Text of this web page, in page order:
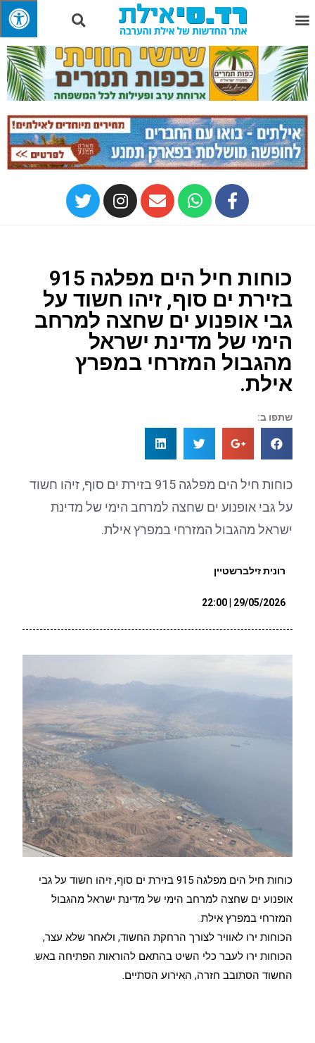
כוחות חיל הים מפלגה 915
בזירת ים סוף, זיהו חשוד על
גבי אופנוע ים שחצה למרחב
הימי של מדינת ישראל
מהגבול המזרחי במפרץ
אילת.
שתפו ב:
כוחות חיל הים מפלגה 915 בזירת ים סוף, זיהו חשוד
על גבי אופנוע ים שחצה למרחב הימי של מדינת
ישראל מהגבול המזרחי במפרץ אילת.
רונית זילברשטיין
29/05/2026 | 22:00
כוחות חיל הים מפלגה 915 בזירת ים סוף, זיהו חשוד על גבי
אופנוע ים שחצה למרחב הימי של מדינת ישראל מהגבול
המזרחי במפרץ אילת.
הכוחות ירו לאוויר לצורך הרחקת החשוד, ולאחר שלא עצר,
הכוחות ירו לעבר כלי השיט בהתאם להוראות הפתיחה באש.
החשוד הסתובב חזרה, האירוע הסתיים.